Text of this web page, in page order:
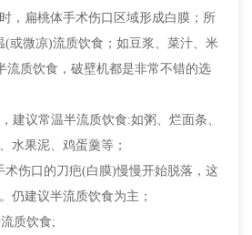
扁桃体手术伤口区域形成白膜；所
(或微凉)流质饮食；如豆浆、菜汁、米
流质饮食，破壁机都是非常不错的选
议常温半流质饮食:如粥、烂面条、
水果泥、鸡蛋羹等；
伤口的刀疤(白膜)慢慢开始脱落，这
仍建议半流质饮食为主；
质饮食;